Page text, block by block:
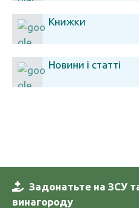
Книжки
Новини і статті
Задонатьте на ЗСУ
винагороду